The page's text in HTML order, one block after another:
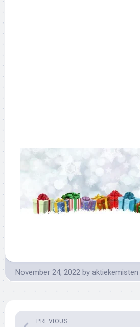
November 24, 2022 by aktiekemisten
PREVIOUS